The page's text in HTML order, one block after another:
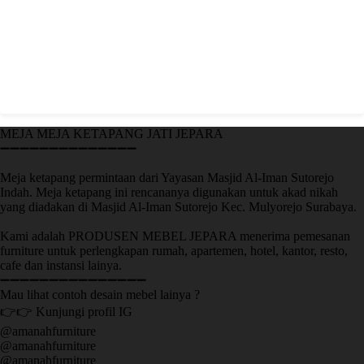
MEJA MEJA KETAPANG JATI JEPARA
➖➖➖➖➖➖➖➖➖➖➖➖➖➖
Meja ketapang permintaan dari Yayasan Masjid Al-Iman Sutorejo
Indah. Meja ketapang ini rencananya digunakan untuk akad nikah
yang diadakan di Masjid Al-Iman Sutorejo Kec. Mulyorejo Surabaya.
Kami adalah PRODUSEN MEBEL JEPARA menerima pemesanan
furniture untuk perlengkapan rumah, apartemen, hotel, kantor, resto,
cafe dan instansi lainya.
➖➖➖➖➖➖➖➖➖➖➖➖➖➖➖
Mau lihat contoh desain mebel lainya ?
👉👉 Kunjungi profil IG
@amanahfurniture
@amanahfurniture
@amanahfurniture